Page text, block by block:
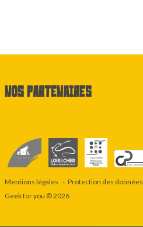
Nos partenaires
Mentions légales Protection des données
Geek for you © 2026